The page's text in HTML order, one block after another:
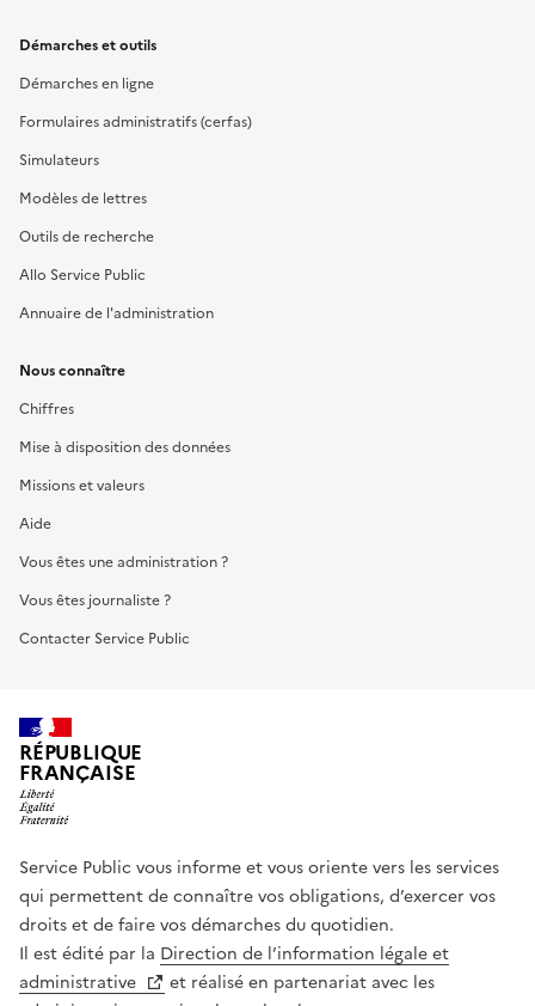
Démarches et outils
Démarches en ligne
Formulaires administratifs (cerfas)
Simulateurs
Modèles de lettres
Outils de recherche
Allo Service Public
Annuaire de l'administration
Nous connaître
Chiffres
Mise à disposition des données
Missions et valeurs
Aide
Vous êtes une administration ?
Vous êtes journaliste ?
Contacter Service Public
RÉPUBLIQUE
FRANÇAISE
Service Public vous informe et vous oriente vers les services
qui permettent de connaître vos obligations, d’exercer vos
droits et de faire vos démarches du quotidien.
Il est édité par la Direction de l’information légale et
administrative
et réalisé en partenariat avec les